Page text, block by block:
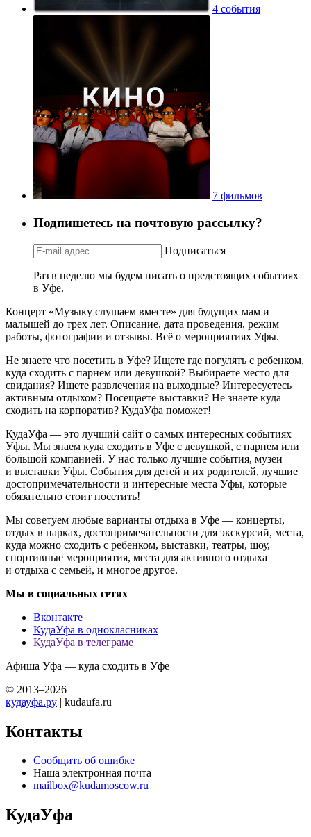
4 события
7 фильмов
Подпишетесь на почтовую рассылку?
Подписаться
Раз в неделю мы будем писать о предстоящих событиях
в Уфе.
Концерт «Музыку слушаем вместе» для будущих мам и
малышей до трех лет. Описание, дата проведения, режим
работы, фотографии и отзывы. Всё о мероприятиях Уфы.
Не знаете что посетить в Уфе? Ищете где погулять с ребенком,
куда сходить с парнем или девушкой? Выбираете место для
свидания? Ищете развлечения на выходные? Интересуетесь
активным отдыхом? Посещаете выставки? Не знаете куда
сходить на корпоратив? КудаУфа поможет!
КудаУфа — это лучший сайт о самых интересных событиях
Уфы. Мы знаем куда сходить в Уфе с девушкой, с парнем или
большой компанией. У нас только лучшие события, музеи
и выставки Уфы. События для детей и их родителей, лучшие
достопримечательности и интересные места Уфы, которые
обязательно стоит посетить!
Мы советуем любые варианты отдыха в Уфе — концерты,
отдых в парках, достопримечательности для экскурсий, места,
куда можно сходить с ребенком, выставки, театры, шоу,
спортивные мероприятия, места для активного отдыха
и отдыха с семьей, и многое другое.
Мы в социальных сетях
Вконтакте
КудаУфа в однокласниках
КудаУфа в телеграме
Афиша Уфа — куда сходить в Уфе
© 2013–2026
кудауфа.ру | kudaufa.ru
Контакты
Сообщить об ошибке
Наша электронная почта
mailbox@kudamoscow.ru
КудаУфа